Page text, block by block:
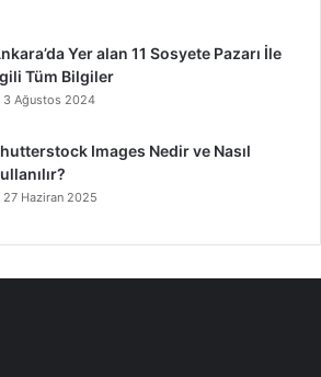
Yer alan 11 Sosyete Pazarı İle
Tüm Bilgiler
3 Ağustos 2024
Images Nedir ve Nasıl
27 Haziran 2025